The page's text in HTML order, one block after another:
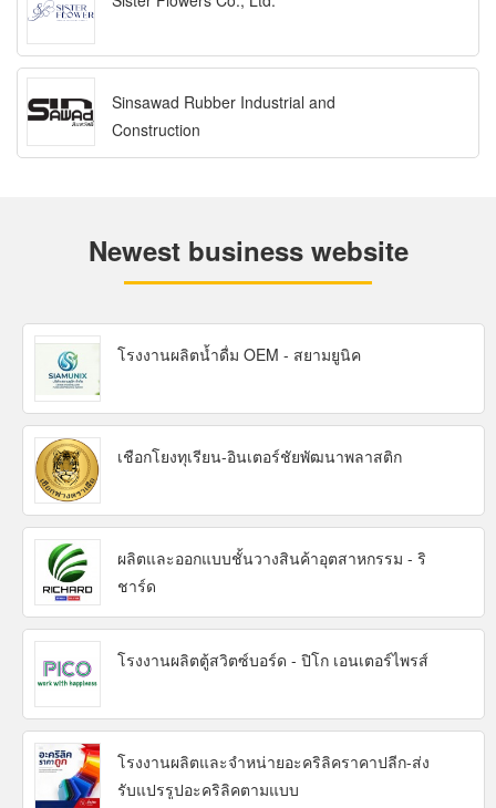
Sinsawad Rubber Industrial and
Construction
Newest business website
โรงงานผลิตน้ำดื่ม OEM - สยามยูนิค
เชือกโยงทุเรียน-อินเตอร์ชัยพัฒนาพลาสติก
ผลิตและออกแบบชั้นวางสินค้าอุตสาหกรรม - ริ
ชาร์ด
โรงงานผลิตตู้สวิตซ์บอร์ด - ปิโก เอนเตอร์ไพรส์
โรงงานผลิตและจำหน่ายอะคริลิคราคาปลีก-ส่ง
รับแปรรูปอะคริลิคตามแบบ